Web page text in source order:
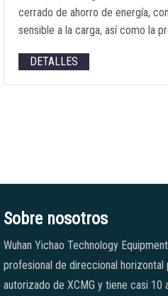
cerrado de ahorro de energía,
sensible a la carga, así como la
DETALLES
Sobre nosotros
Wuhan Yichao Technology
profesional de direccional
autorizado de XCMG y tiene casi 10